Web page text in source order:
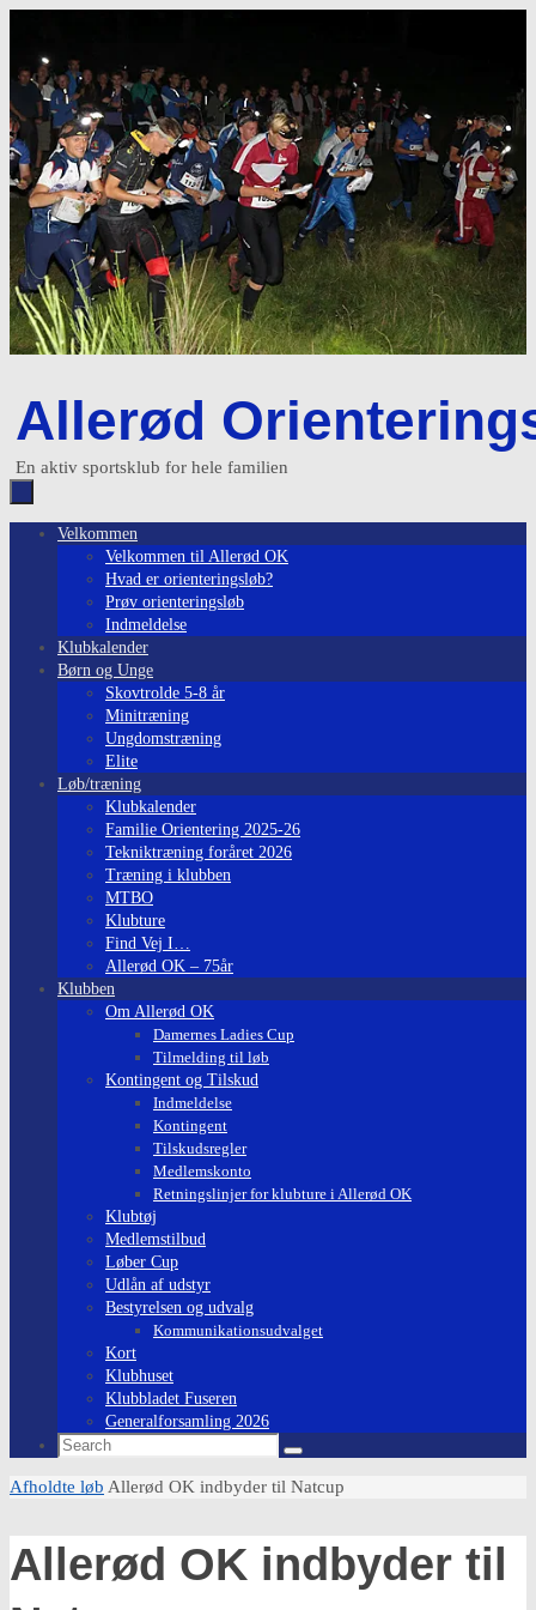
content
Allerød
En aktiv sportsklub for hele familien
Skip
Velkommen
Velkommen til Allerød OK
Hvad er orienteringsløb?
Prøv orienteringsløb
Indmeldelse
Klubkalender
Børn og Unge
Skovtrolde 5-8 år
Minitræning
Ungdomstræning
Elite
Løb/træning
Klubkalender
Familie Orientering 2025-26
Tekniktræning foråret 2026
Træning i klubben
MTBO
Klubture
Find Vej I…
Allerød OK – 75år
Klubben
Om Allerød OK
Damernes Ladies Cup
Tilmelding til løb
Kontingent og Tilskud
Indmeldelse
Kontingent
Tilskudsregler
Medlemskonto
Retningslinjer for klubture i Allerød OK
Klubtøj
Medlemstilbud
Løber Cup
Udlån af udstyr
Bestyrelsen og udvalg
Kommunikationsudvalget
Kort
Klubhuset
Klubbladet Fuseren
Generalforsamling 2026
Search
Search
Home
Afholdte løb Allerød OK indbyder til Natcup
Allerød OK indbyder til